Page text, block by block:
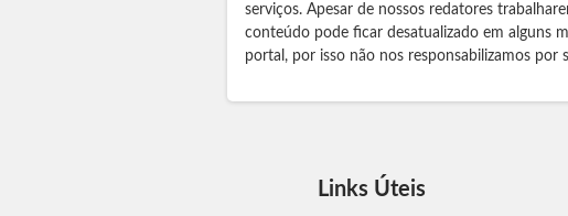
serviços. Apesar de nossos redatores
conteúdo pode ficar desatualizado em alguns
portal, por isso não nos responsabilizamos
Links Úteis